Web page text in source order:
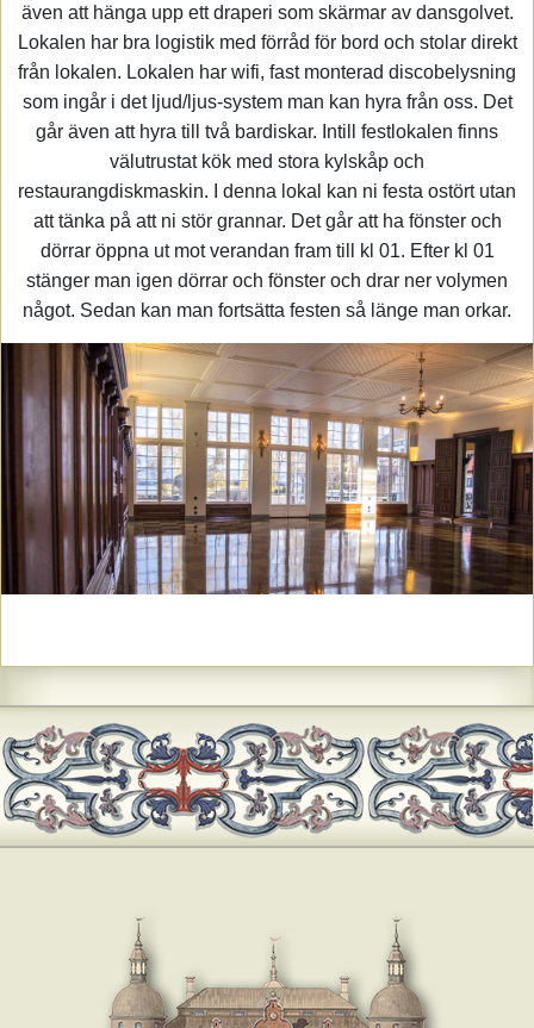
även att hänga upp ett draperi som skärmar av dansgolvet.
Lokalen har bra logistik med förråd för bord och stolar direkt
från lokalen. Lokalen har wifi, fast monterad discobelysning
som ingår i det ljud/ljus-system man kan hyra från oss. Det
går även att hyra till två bardiskar. Intill festlokalen finns
välutrustat kök med stora kylskåp och
restaurangdiskmaskin. I denna lokal kan ni festa ostört utan
att tänka på att ni stör grannar. Det går att ha fönster och
dörrar öppna ut mot verandan fram till kl 01. Efter kl 01
stänger man igen dörrar och fönster och drar ner volymen
något. Sedan kan man fortsätta festen så länge man orkar.